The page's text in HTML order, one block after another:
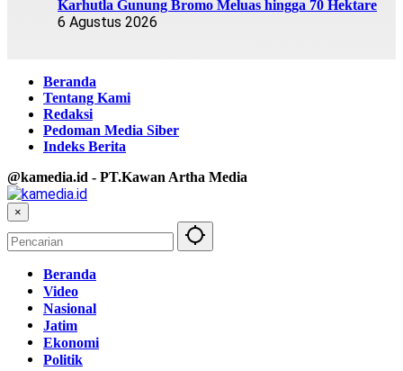
Karhutla Gunung Bromo Meluas hingga 70 Hektare
6 Agustus 2026
Beranda
Tentang Kami
Redaksi
Pedoman Media Siber
Indeks Berita
@kamedia.id - PT.Kawan Artha Media
×
Beranda
Video
Nasional
Jatim
Ekonomi
Politik